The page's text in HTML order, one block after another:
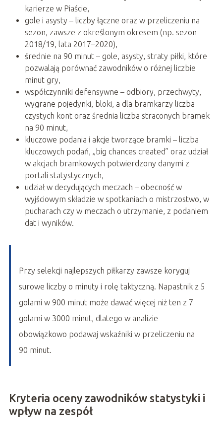
karierze w Piaście,
gole i asysty – liczby łączne oraz w przeliczeniu na
sezon, zawsze z określonym okresem (np. sezon
2018/19, lata 2017–2020),
średnie na 90 minut – gole, asysty, straty piłki, które
pozwalają porównać zawodników o różnej liczbie
minut gry,
współczynniki defensywne – odbiory, przechwyty,
wygrane pojedynki, bloki, a dla bramkarzy liczba
czystych kont oraz średnia liczba straconych bramek
na 90 minut,
kluczowe podania i akcje tworzące bramki – liczba
kluczowych podań, „big chances created” oraz udział
w akcjach bramkowych potwierdzony danymi z
portali statystycznych,
udział w decydujących meczach – obecność w
wyjściowym składzie w spotkaniach o mistrzostwo, w
pucharach czy w meczach o utrzymanie, z podaniem
dat i wyników.
Przy selekcji najlepszych piłkarzy zawsze koryguj
surowe liczby o minuty i rolę taktyczną. Napastnik z 5
golami w 900 minut może dawać więcej niż ten z 7
golami w 3000 minut, dlatego w analizie
obowiązkowo podawaj wskaźniki w przeliczeniu na
90 minut.
Kryteria oceny zawodników statystyki i
wpływ na zespół